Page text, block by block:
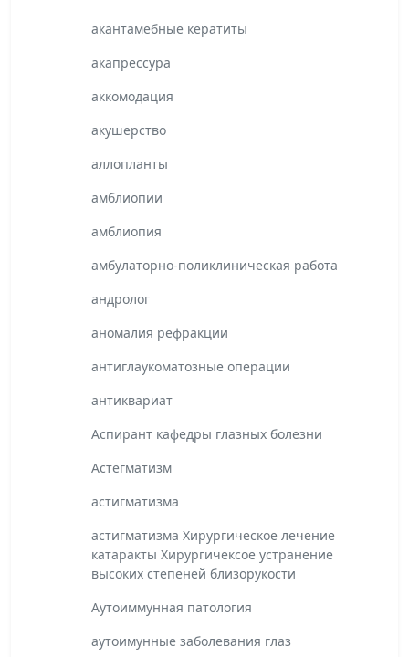
акантамебные кератиты
акапрессура
аккомодация
акушерство
аллопланты
амблиопии
амблиопия
амбулаторно-поликлиническая работа
андролог
аномалия рефракции
антиглаукоматозные операции
антиквариат
Аспирант кафедры глазных болезни
Астегматизм
астигматизма
астигматизма Хирургическое лечение
катаракты Хирургичексое устранение
высоких степеней близорукости
Аутоиммунная патология
аутоимунные заболевания глаз